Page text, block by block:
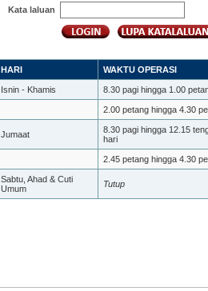
Kata laluan
HARI WAKTU OPERASI
Isnin - Khamis 8.30 pagi hingga 1.00
2.00 petang hingga 4.30
Jumaat
8.30 pagi hingga 12.15
hari
2.45 petang hingga 4.30
Sabtu, Ahad & Cuti
Umum
Tutup